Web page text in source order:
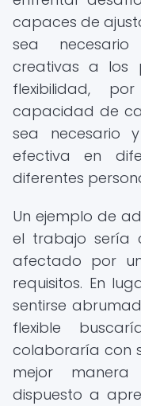
capaces de
sea
creativas a los
flexibilidad,
capacidad de
sea necesario
efectiva en
diferentes
Un ejemplo de
el trabajo sería
afectado por
requisitos. En
sentirse
flexible
colaboraría con
mejor
dispuesto a